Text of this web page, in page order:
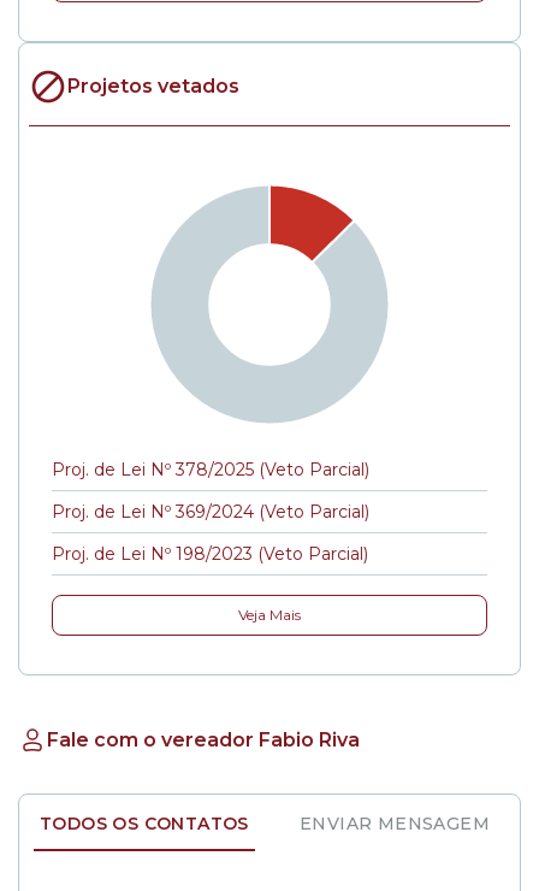
Projetos vetados
Proj. de Lei Nº 378/2025 (Veto Parcial)
Proj. de Lei Nº 369/2024 (Veto Parcial)
Proj. de Lei Nº 198/2023 (Veto Parcial)
Veja Mais
Fale com o vereador Fabio Riva
TODOS OS CONTATOS ENVIAR MENSAGEM